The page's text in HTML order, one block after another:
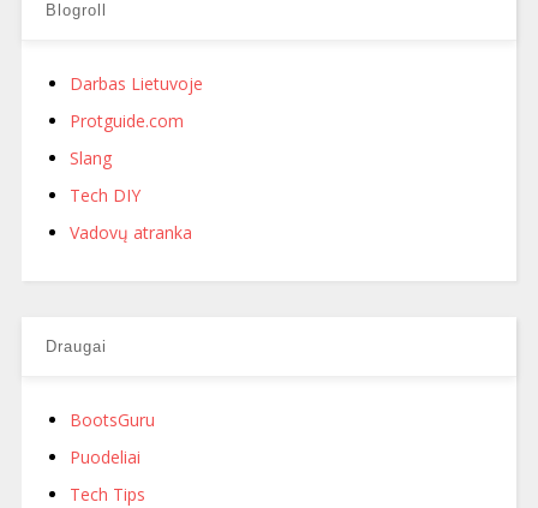
Blogroll
Darbas Lietuvoje
Protguide.com
Slang
Tech DIY
Vadovų atranka
Draugai
BootsGuru
Puodeliai
Tech Tips